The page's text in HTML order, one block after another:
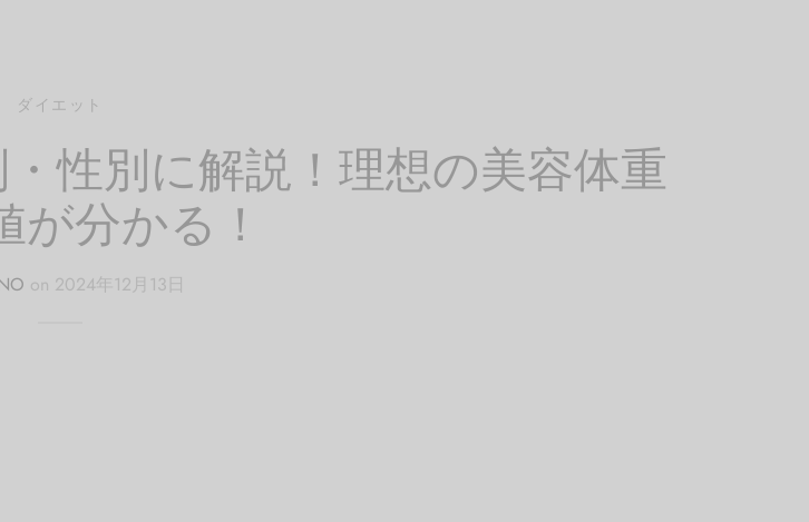
ダイエット
性別に解説！理想の美容体重
が分かる！
on 2024年12月13日